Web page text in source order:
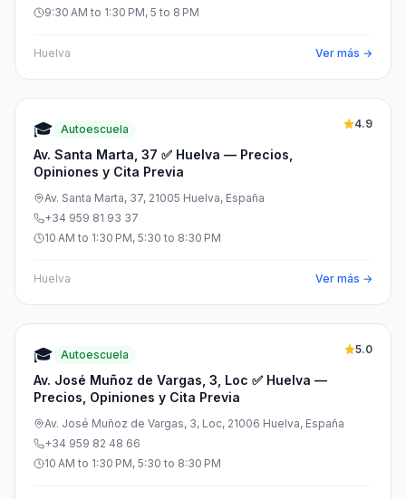
9:30 AM to 1:30 PM, 5 to 8 PM
Huelva Ver más →
🎓 Autoescuela
Av. Santa Marta, 37 ✅ Huelva — Precios,
Opiniones y Cita Previa
4.9
Av. Santa Marta, 37, 21005 Huelva, España
+34 959 81 93 37
10 AM to 1:30 PM, 5:30 to 8:30 PM
Huelva Ver más →
🎓 Autoescuela
Av. José Muñoz de Vargas, 3, Loc ✅ Huelva —
Precios, Opiniones y Cita Previa
5.0
Av. José Muñoz de Vargas, 3, Loc, 21006 Huelva, España
+34 959 82 48 66
10 AM to 1:30 PM, 5:30 to 8:30 PM